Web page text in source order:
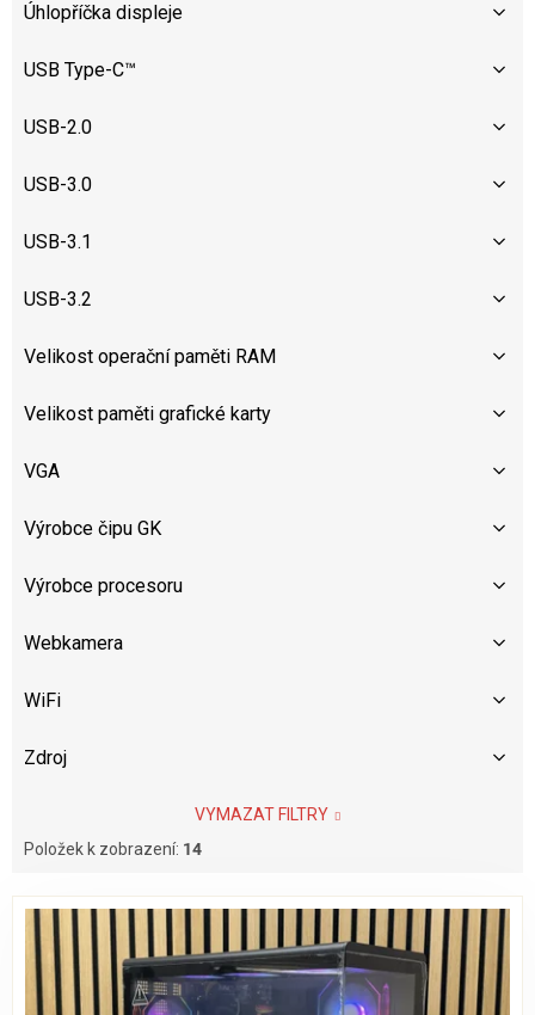
Úhlopříčka displeje
USB Type-C™
USB-2.0
USB-3.0
USB-3.1
USB-3.2
Velikost operační paměti RAM
Velikost paměti grafické karty
VGA
Výrobce čipu GK
Výrobce procesoru
Webkamera
WiFi
Zdroj
VYMAZAT FILTRY
Položek k zobrazení: 14
V